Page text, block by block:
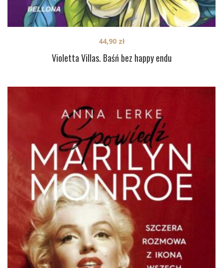
Violetta Villas. Baśń bez happy endu
44,90 zł